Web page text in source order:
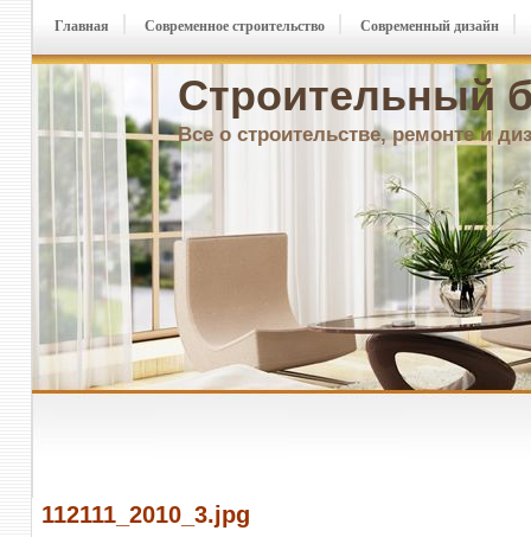
Строительный
Все о строительстве, ремонте и
Главная Современное строительство Современный дизайн
112111_2010_3.jpg